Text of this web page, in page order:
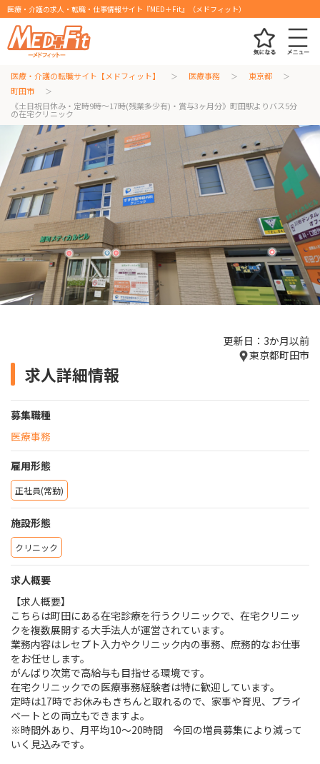
医療・介護の求人・転職・仕事情報サイト『MED＋Fit』（メドフィット）
医療・介護の転職サイト【メドフィット】 医療事務
東京都
町田市
《土日祝日休み・定時9時～17時(残業多少有)・賞与3ヶ月分》町田駅よりバス5分
の在宅クリニック
更新日：3か月以前
東京都町田市
求人詳細情報
募集職種
医療事務
雇用形態
正社員(常勤)
施設形態
クリニック
求人概要
【求人概要】
こちらは町田にある在宅診療を行うクリニックで、在宅クリニッ
クを複数展開する大手法人が運営されています。
業務内容はレセプト入力やクリニック内の事務、庶務的なお仕事
をお任せします。
がんばり次第で高給与も目指せる環境です。
在宅クリニックでの医療事務経験者は特に歓迎しています。
定時は17時でお休みもきちんと取れるので、家事や育児、プライ
ベートとの両立もできますよ。
※時間外あり、月平均10～20時間 今回の増員募集により減って
いく見込みです。